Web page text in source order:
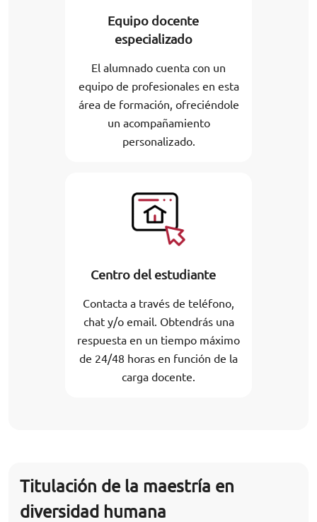
Equipo docente
especializado
El alumnado cuenta con un
equipo de profesionales en esta
área de formación, ofreciéndole
un acompañamiento
personalizado.
Centro del estudiante
Contacta a través de teléfono,
chat y/o email. Obtendrás una
respuesta en un tiempo máximo
de 24/48 horas en función de la
carga docente.
Titulación de la maestría en
diversidad humana